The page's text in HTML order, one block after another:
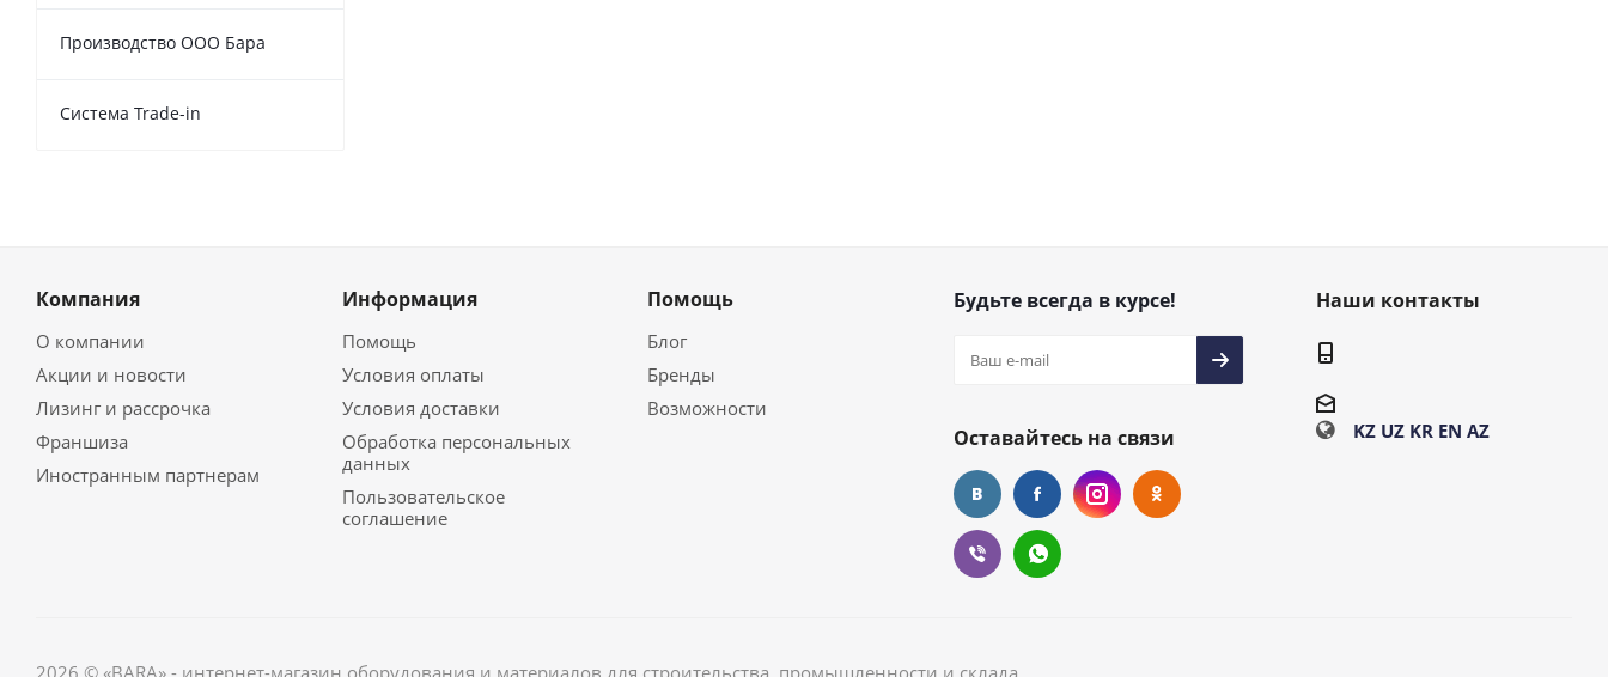
Производство ООО Бара
Cистема Trade-in
Компания
О компании
Акции и новости
Лизинг и рассрочка
Франшиза
Иностранным партнерам
Информация
Помощь
Условия оплаты
Условия доставки
Обработка персональных
данных
Пользовательское
соглашение
Помощь
Блог
Бренды
Возможности
Будьте всегда в курсе!
Оставайтесь на связи
Наши контакты
KZ UZ KR EN AZ
2026 © «BARA» - интернет-магазин оборудования и материалов для строительства, промышленности и склада